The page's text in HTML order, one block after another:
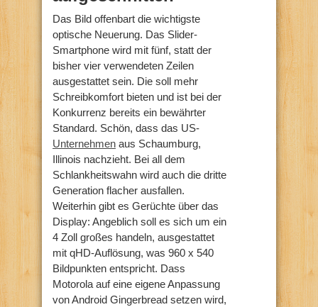
Das Bild offenbart die wichtigste
optische Neuerung. Das Slider-
Smartphone wird mit fünf, statt der
bisher vier verwendeten Zeilen
ausgestattet sein. Die soll mehr
Schreibkomfort bieten und ist bei der
Konkurrenz bereits ein bewährter
Standard. Schön, dass das US-
Unternehmen aus Schaumburg,
Illinois nachzieht. Bei all dem
Schlankheitswahn wird auch die dritte
Generation flacher ausfallen.
Weiterhin gibt es Gerüchte über das
Display: Angeblich soll es sich um ein
4 Zoll großes handeln, ausgestattet
mit qHD-Auflösung, was 960 x 540
Bildpunkten entspricht. Dass
Motorola auf eine eigene Anpassung
von Android Gingerbread setzen wird,